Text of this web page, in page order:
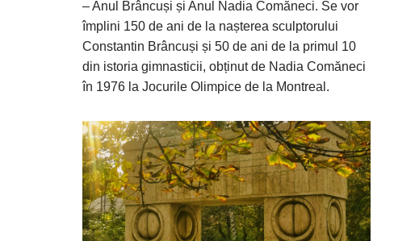
– Anul Brâncuși și Anul Nadia Comăneci. Se vor
împlini 150 de ani de la nașterea sculptorului
Constantin Brâncuși și 50 de ani de la primul 10
din istoria gimnasticii, obținut de Nadia Comăneci
în 1976 la Jocurile Olimpice de la Montreal.